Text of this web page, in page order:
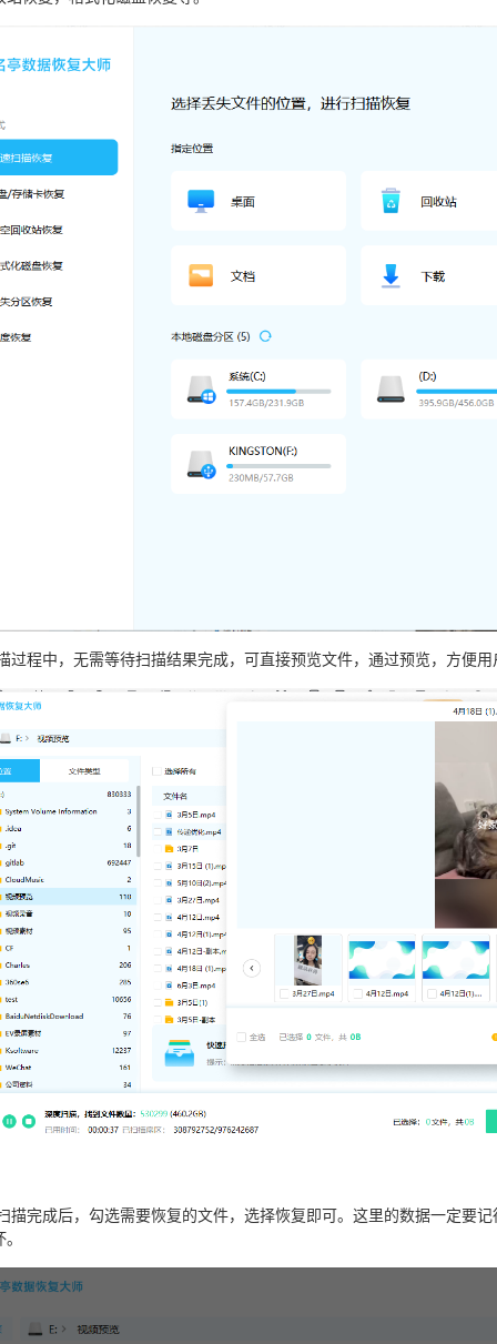
过程中，无需等待扫描结果完成，可直接预览文件，通过预览，方便
描完成后，勾选需要恢复的文件，选择恢复即可。这里的数据一定要